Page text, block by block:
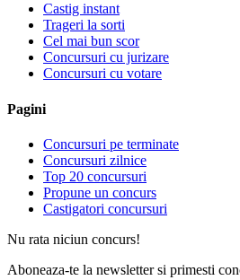
Castig instant
Trageri la sorti
Cel mai bun scor
Concursuri cu jurizare
Concursuri cu votare
Pagini
Concursuri pe terminate
Concursuri zilnice
Top 20 concursuri
Propune un concurs
Castigatori concursuri
Nu rata niciun concurs!
Aboneaza-te la newsletter si primesti